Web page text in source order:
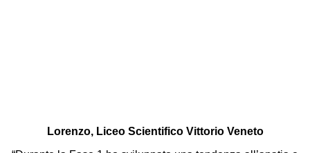
Lorenzo, Liceo Scientifico Vittorio Veneto